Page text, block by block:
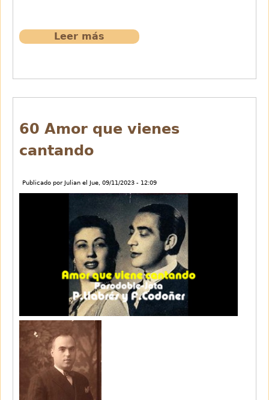
Leer más
Roca
60 Amor que vienes
cantando
Publicado por Julian el Jue, 09/11/2023 - 12:09